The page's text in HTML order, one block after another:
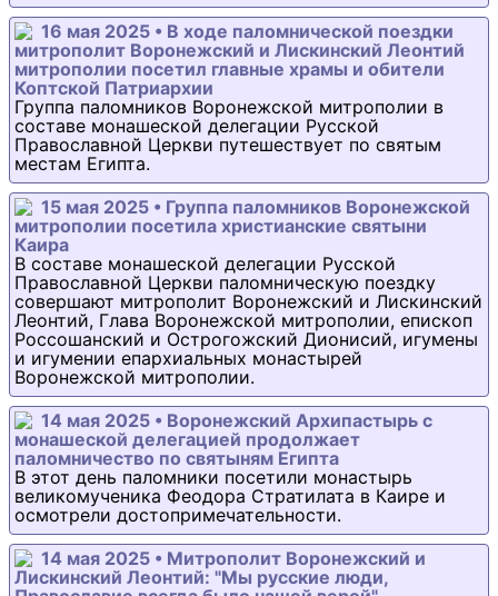
16 мая 2025 • В ходе паломнической поездки
митрополит Воронежский и Лискинский Леонтий
митрополии посетил главные храмы и обители
Коптской Патриархии
Группа паломников Воронежской митрополии в
составе монашеской делегации Русской
Православной Церкви путешествует по святым
местам Египта.
15 мая 2025 • Группа паломников Воронежской
митрополии посетила христианские святыни
Каира
В составе монашеской делегации Русской
Православной Церкви паломническую поездку
совершают митрополит Воронежский и Лискинский
Леонтий, Глава Воронежской митрополии, епископ
Россошанский и Острогожский Дионисий, игумены
и игумении епархиальных монастырей
Воронежской митрополии.
14 мая 2025 • Воронежский Архипастырь с
монашеской делегацией продолжает
паломничество по святыням Египта
В этот день паломники посетили монастырь
великомученика Феодора Стратилата в Каире и
осмотрели достопримечательности.
14 мая 2025 • Митрополит Воронежский и
Лискинский Леонтий: "Мы русские люди,